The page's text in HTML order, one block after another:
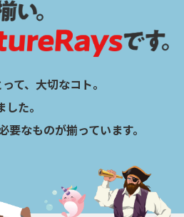
て、大切なコト。
た。
なものが揃っています。